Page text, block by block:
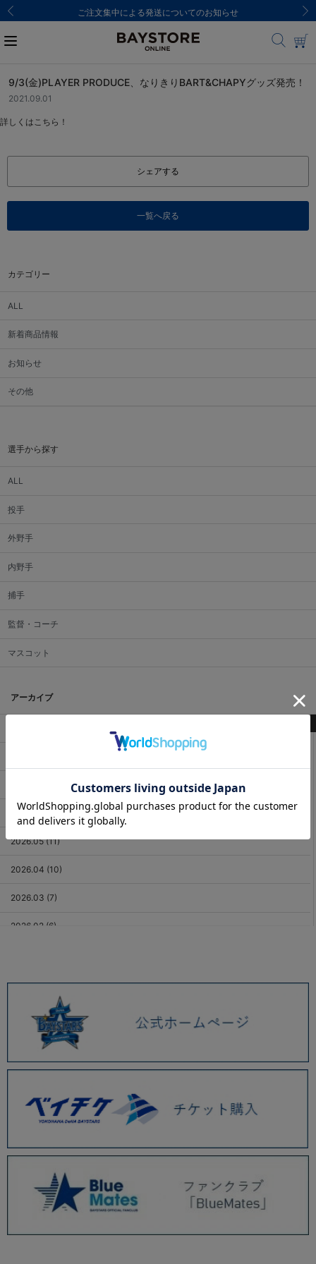
ご注文集中による発送についてのお知らせ
カテゴリー
ALL
新着商品情報
お知らせ
その他
選手から探す
ALL
投手
外野手
内野手
捕手
監督・コーチ
マスコット
アーカイブ
2026.06 (12)
2026.05 (11)
2026.04 (10)
2026.03 (7)
2026.02 (6)
2025.12 (3)
2025.11 (6)
2025.10 (5)
2025.09 (5)
2025.08 (6)
2025.07 (6)
2025.05 (9)
2025.04 (9)
2025.03 (9)
9/3(金)PLAYER PRODUCE、なりきりBART&CHAPYグッズ発売！
2021.09.01
詳しくはこちら！
シェアする
一覧へ戻る